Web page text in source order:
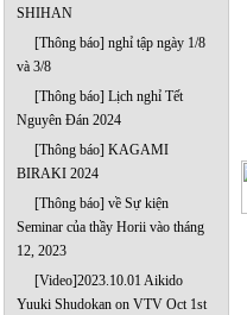
SHIHAN
[Thông báo] nghỉ tập ngày 1/8
và 3/8
[Thông báo] Lịch nghỉ Tết
Nguyên Đán 2024
[Thông báo] KAGAMI
BIRAKI 2024
[Thông báo] về Sự kiện
Seminar của thầy Horii vào tháng
12, 2023
[Video]2023.10.01 Aikido
Yuuki Shudokan on VTV Oct 1st